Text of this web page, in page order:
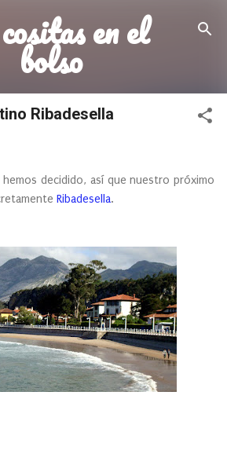
Ir al contenido principalen el
bolso
Ribadesella
hemos decidido, así que nuestro próximo
Ribadesella.